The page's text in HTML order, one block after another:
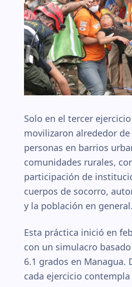
Solo en el tercer
movilizaron alrededor
personas en barrios
comunidades rurales,
participación de
cuerpos de socorro,
y la población en general.
Esta práctica inició en
con un simulacro
6.1 grados en Managua.
cada ejercicio